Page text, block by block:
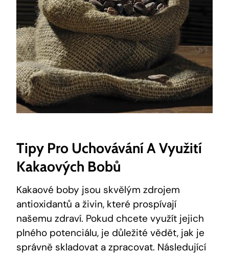
Tipy Pro Uchovávání A Využití
‌kakaových Bobů
Kakaové boby jsou skvělým ​zdrojem
antioxidantů a živin, které prospívají‌
našemu ‍zdraví. Pokud chcete využít jejich
plného potenciálu, je důležité vědět, jak je
správně ‍skladovat a zpracovat. Následující